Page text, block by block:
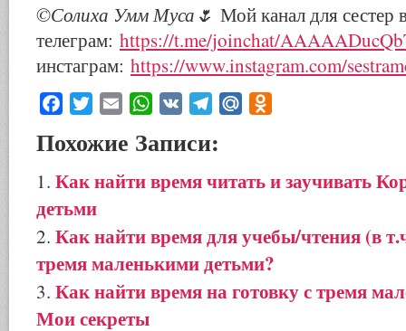
©️Солиха Умм Муса 🌷 Мой канал для сестер
телеграм: https://t.me/joinchat/
инстаграм: https://www.instagram.com/
Facebook
Twitter Email WhatsApp
VK TelegramMail.Ru
Похожие Записи:
Как найти время читать и заучивать
детьми
Как найти время для учебы/чтения (в
тремя маленькими детьми?
Как найти время на готовку с тремя
Мои секреты